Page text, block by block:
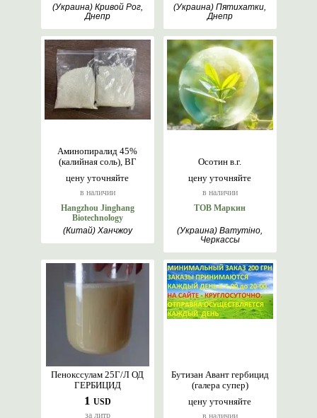
(Украина) Кривой Рог,
Днепр
(Украина) Пятихатки,
Днепр
цену уточняйте
в наличии
Аминопиралид 45%
(калийная соль), ВГ
Hangzhou Jinghang
Biotechnology
(Китай) Ханчжоу
цену уточняйте
в наличии
Осотин в.г.
ТОВ Маркин
(Украина) Ватутіно,
Черкассы
1 USD
за литр
Пенокссулам 25Г/Л ОД
ГЕРБИЦИД
цену уточняйте
в наличии
Бутизан Авант гербицид
(галера супер)